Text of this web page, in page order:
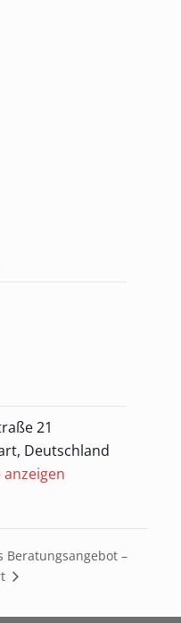
21
, Deutschland
Beratungsangebot –